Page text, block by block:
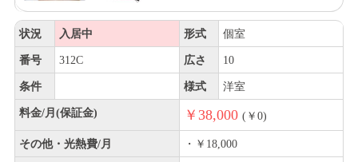
状況 入居中 形式 個室
番号 312C 広さ 10
条件 様式 洋室
料金/月(保証金) ￥38,000 (￥0)
その他・光熱費/月 ・￥18,000